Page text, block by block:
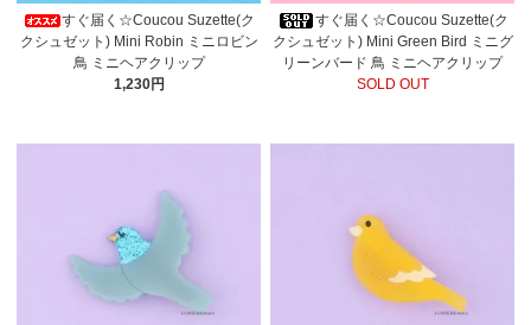
すぐ届く☆Coucou Suzette(ク
クシュゼット) Mini Robin ミニロビン
鳥 ミニヘアクリップ
1,230円
すぐ届く☆Coucou Suzette(ク
クシュゼット) Mini Green Bird ミニグ
リーンバード 鳥 ミニヘアクリップ
SOLD OUT